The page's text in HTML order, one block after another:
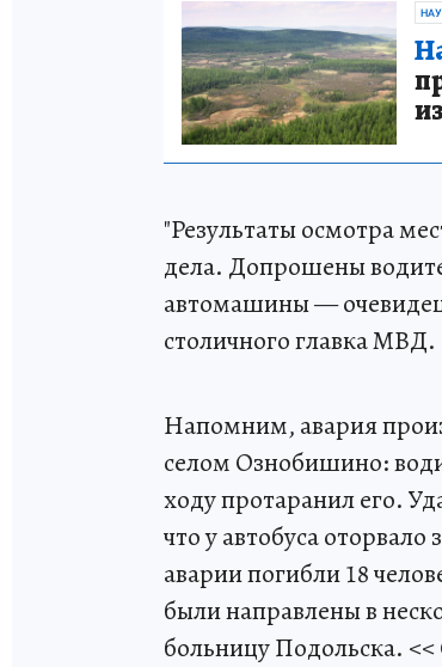
"Результаты осмотра
дела. Допрошены
автомашины —
столичного главка МВД.
Напомним, авария
селом Ознобишино:
ходу протаранил его.
что у автобуса
аварии погибли 18
были направлены в
больницу